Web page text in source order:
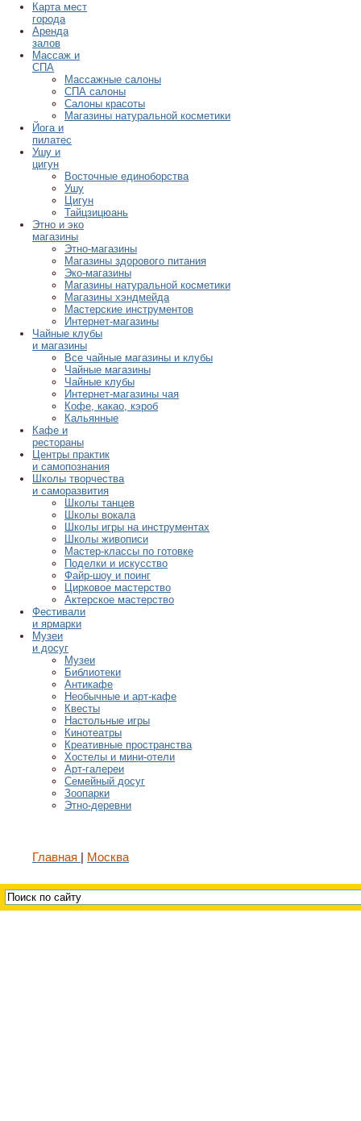
Карта мест
города
Аренда
залов
Массаж и
СПА
Массажные салоны
СПА салоны
Салоны красоты
Магазины натуральной косметики
Йога и
пилатес
Ушу и
цигун
Восточные единоборства
Ушу
Цигун
Тайцзицюань
Этно и эко
магазины
Этно-магазины
Магазины здорового питания
Эко-магазины
Магазины натуральной косметики
Магазины хэндмейда
Мастерские инструментов
Интернет-магазины
Чайные клубы
и магазины
Все чайные магазины и клубы
Чайные магазины
Чайные клубы
Интернет-магазины чая
Кофе, какао, кэроб
Кальянные
Кафе и
рестораны
Центры практик
и самопознания
Школы творчества
и саморазвития
Школы танцев
Школы вокала
Школы игры на инструментах
Школы живописи
Мастер-классы по готовке
Поделки и искусство
Файр-шоу и поинг
Цирковое мастерство
Актерское мастерство
Фестивали
и ярмарки
Музеи
и досуг
Музеи
Библиотеки
Антикафе
Необычные и арт-кафе
Квесты
Настольные игры
Кинотеатры
Креативные пространства
Хостелы и мини-отели
Арт-галереи
Семейный досуг
Зоопарки
Этно-деревни
Главная Москва